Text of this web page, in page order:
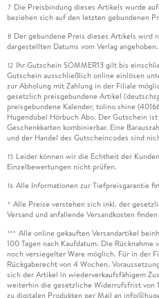
7 Die Preisbindung dieses Artikels wurde
beziehen sich auf den letzten gebundenen
8 Der gebundene Preis dieses Artikels wird
dargestellten Datums vom Verlag angehoben.
12 Ihr Gutschein SOMMER13 gilt bis
Gutschein ausschließlich online einlösen
zur Abholung mit Zahlung in der Filiale
gesetzlich preisgebundene Artikel
preisgebundene Kalender, tolino shine
Hugendubel Hörbuch Abo. Der Gutschein
Geschenkkarten kombinierbar. Eine
und der Handel des Gutscheincodes sind
15 Leider können wir die Echtheit der
Einzelbewertungen nicht prüfen.
16 Alle Informationen zur Tiefpreisgarantie
* Alle Preise verstehen sich inkl. der
Versand und anfallende Versandkosten finden
*** Alle online gekauften Versandartikel
100 Tagen nach Kaufdatum. Die
noch versiegelter Ware möglich. Für in der
Rückgaberecht von 4 Wochen.
sich der Artikel in wiederverkaufsfähigem
weiterhin die gesetzliche Widerrufsfrist von
zu digitalen Produkten per Mail an